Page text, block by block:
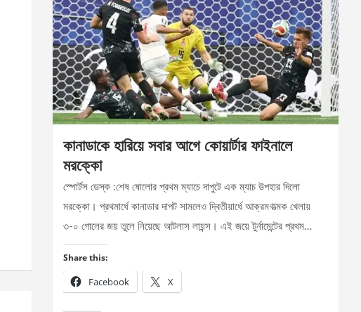
কানাডাকে হারিয়ে সবার আগে কোয়ার্টার ফাইনালে
মরক্কো
স্পোর্টস ডেস্ক :শেষ ষোলোর প্রথম ম্যাচে দাপুটে এক ম্যাচ উপহার দিলো
মরক্কো। প্রথমার্ধে কানাডার দাপট সামলেও দ্বিতীয়ার্ধে আক্রমণাত্মক খেলায়
৩-০ গোলের জয় তুলে নিয়েছে আটলাস লায়ন্স। এই জয়ে টুর্নামেন্টের প্রথম…
Share this:
Facebook X